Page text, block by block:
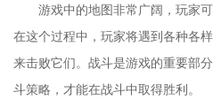
游戏中的地图非常广阔，玩家
在这个过程中，玩家将遇到各种各
来击败它们。战斗是游戏的重要部
斗策略，才能在战斗中取得胜利。